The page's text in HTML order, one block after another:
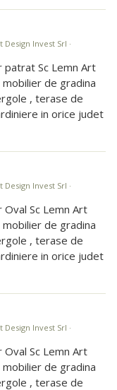
Design Invest Srl ·
patrat Sc Lemn Art
de gradina
, terase de
in orice judet
Design Invest Srl ·
Oval Sc Lemn Art
de gradina
, terase de
in orice judet
Design Invest Srl ·
Oval Sc Lemn Art
de gradina
, terase de